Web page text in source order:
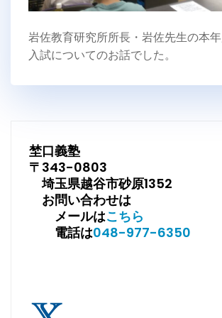
岩佐教育研究所所長・岩佐先生の本
入試についてのお話でした。
埜口義塾
〒343-0803
埼玉県越谷市砂原1352
お問い合わせは
メールはこちら
電話は048-977-6350